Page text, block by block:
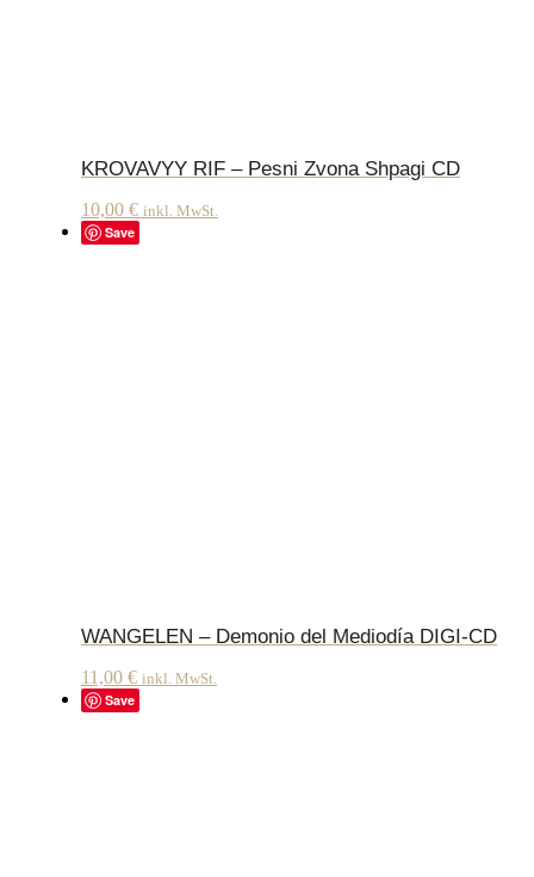
KROVAVYY RIF – Pesni Zvona Shpagi CD
10,00 € inkl. MwSt.
Save
WANGELEN – Demonio del Mediodía DIGI-CD
11,00 € inkl. MwSt.
Save